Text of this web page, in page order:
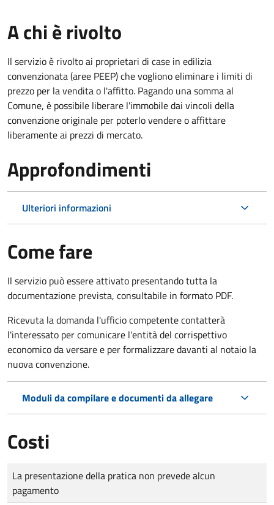
A chi è rivolto
Il servizio è rivolto ai proprietari di case in edilizia
convenzionata (aree PEEP) che vogliono eliminare i limiti di
prezzo per la vendita o l'affitto. Pagando una somma al
Comune, è possibile liberare l'immobile dai vincoli della
convenzione originale per poterlo vendere o affittare
liberamente ai prezzi di mercato.
Approfondimenti
Ulteriori informazioni
Come fare
Il servizio può essere attivato presentando tutta la
documentazione prevista, consultabile in formato PDF.
Ricevuta la domanda l'ufficio competente contatterà
l'interessato per comunicare l'entità del corrispettivo
economico da versare e per formalizzare davanti al notaio la
nuova convenzione.
Moduli da compilare e documenti da allegare
Costi
Tipo di pagamento
Importo
La presentazione della pratica non prevede alcun
pagamento